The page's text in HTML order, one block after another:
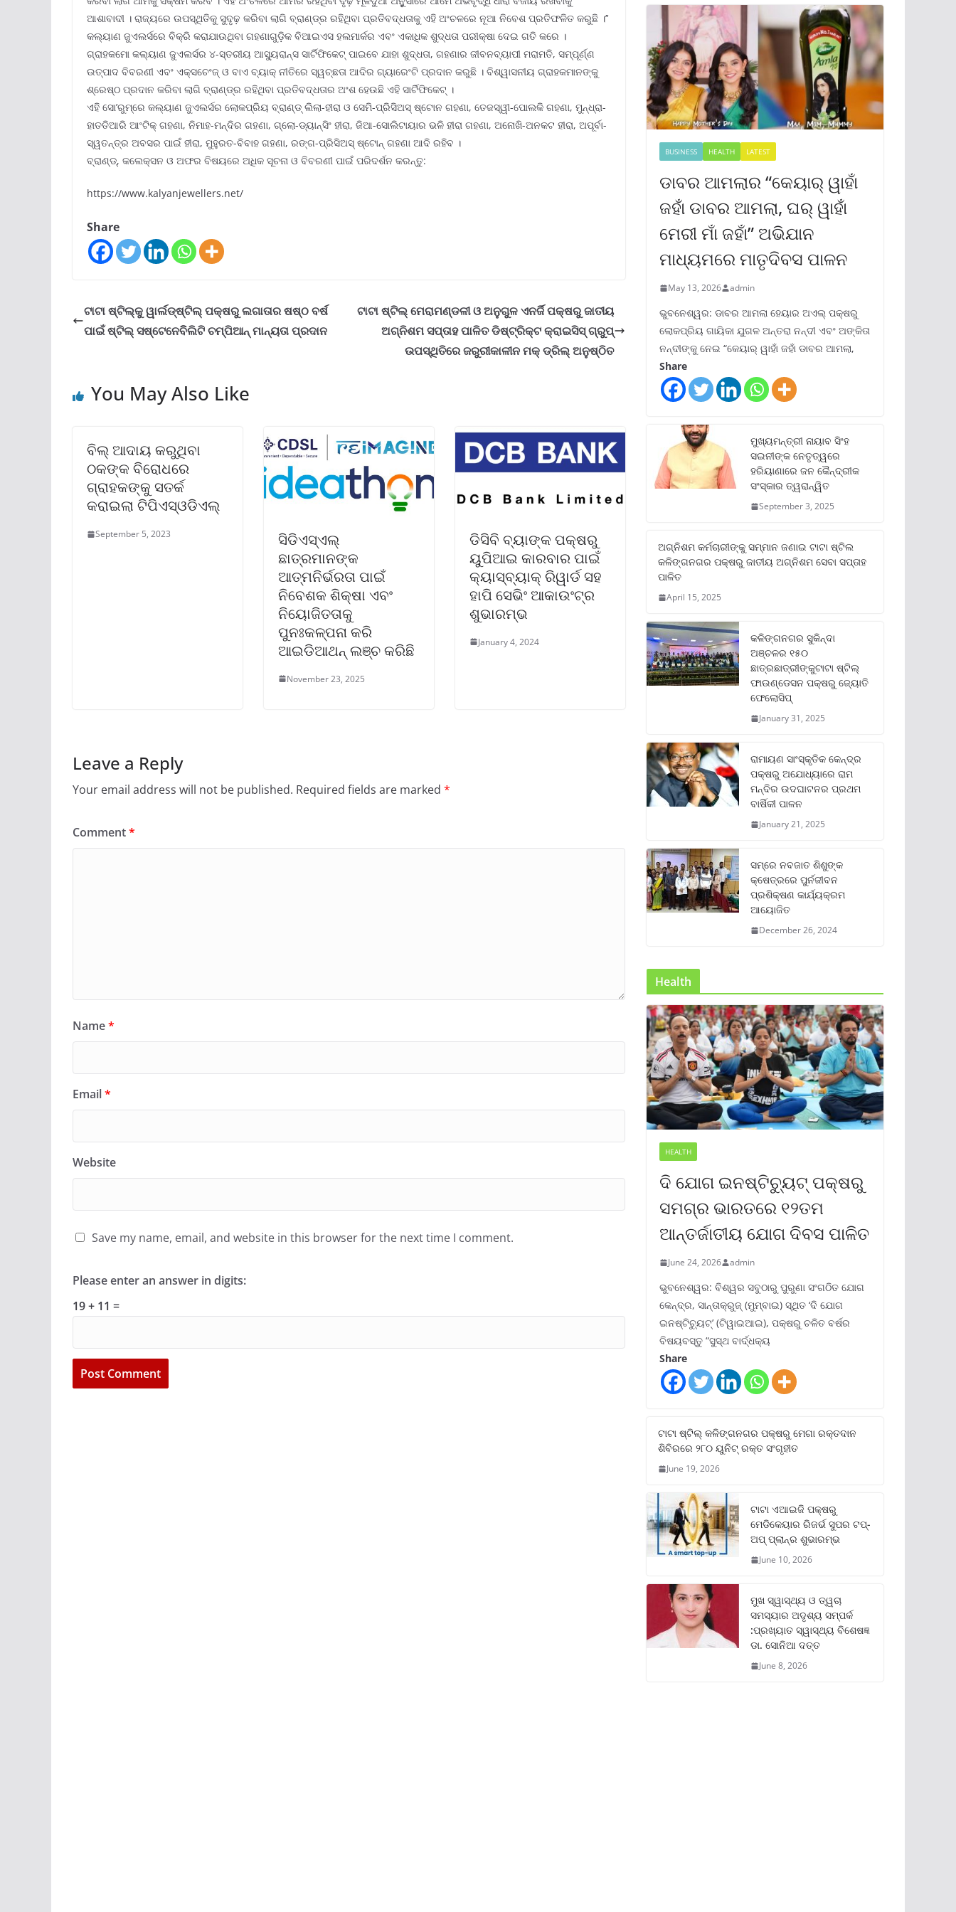
ଆଶାବାଦୀ । ରାଜ୍ୟରେ ଉପସ୍ଥିତିକୁ ସୁଦୃଢ଼ କରିବା ଲାଗି ବ୍ରାଣ୍ଡ୍‌ର ରହିଥିବା ପ୍ରତିବଦ୍ଧତାକୁ ଏହି ଅଂଚଳରେ ନୂଆ ନିବେଶ ପ୍ରତିଫଳିତ କରୁଛି ।’’
କଲ୍ୟାଣ ଜୁଏଲର୍ସରେ ବିକ୍ରି କରାଯାଉଥିବା ଗହଣାଗୁଡ଼ିକ ବିଆଇଏସ ହଲମାର୍କର ଏବଂ ଏକାଧିକ ଶୁଦ୍ଧତା ପରୀକ୍ଷା ଦେଇ ଗତି କରେ ।
ଗ୍ରାହକମାେ କଲ୍ୟାଣ ଜୁଏଲର୍ସର ୪-ସ୍ତରୀୟ ଆସ୍ୟୁରାନ୍ସ ସାର୍ଟିଫିକେଟ୍ ପାଇବେ ଯାହା ଶୁଦ୍ଧତା, ଗହଣାର ଜୀବନବ୍ୟାପୀ ମରାମତି, ସମ୍ପୂର୍ଣ୍ଣ
ଉତ୍ପାଦ ବିବରଣୀ ଏବଂ ଏକ୍ସଚେଂଜ୍ ଓ ବାଏ ବ୍ୟାକ୍ ନୀତିରେ ସ୍ୱଚ୍ଛତା ଆଦିର ଗ୍ୟାରେଂଟି ପ୍ରଦାନ କରୁଛି । ବିଶ୍ୱାସନୀୟ ଗ୍ରାହକମାନଙ୍କୁ
ଶ୍ରେଷ୍ଠ ପ୍ରଦାନ କରିବା ଲାଗି ବ୍ରାଣ୍ଡ୍‌ର ରହିଥିବା ପ୍ରତିବଦ୍ଧତାର ଅଂଶ ହେଉଛି ଏହି ସାର୍ଟିଫିକେଟ୍ ।
ଏହି ସୋ’ରୁମ୍‌ରେ କଲ୍ୟାଣ ଜୁଏଲର୍ସର ଲୋକପ୍ରିୟ ବ୍ରାଣ୍ଡ୍ ଲିଲା-ହୀରା ଓ ସେମି-ପ୍ରିସିଅସ୍ ଷ୍ଟୋନ ଗହଣା, ତେଜସ୍ୱୀ-ପୋଲକି ଗହଣା, ମୁନ୍ଧ୍ରା-
ହାତତିଆରି ଆଂଟିକ୍ ଗହଣା, ନିମାହ-ମନ୍ଦିର ଗହଣା, ଗ୍ଲୋ-ଡ୍ୟାନ୍‌ସିଂ ହୀରା, ଜିଆ-ସୋଲିଟାୟାର ଭଳି ହୀରା ଗହଣା, ଅନୋଖି-ଅନକଟ ହୀରା, ଅପୂର୍ବା-
ସ୍ୱତନ୍ତ୍ର ଅବସର ପାଇଁ ହୀରା, ମୁହୁରତ-ବିବାହ ଗହଣା, ରଙ୍ଗ-ପ୍ରିସିଅସ୍ ଷ୍ଟୋନ୍ ଗହଣା ଆଦି ରହିବ ।
ବ୍ରାଣ୍ଡ୍‌, କଲେକ୍ସନ ଓ ଅଫର ବିଷୟରେ ଅଧିକ ସୂଚନା ଓ ବିବରଣୀ ପାଇଁ ପରିଦର୍ଶନ କରନ୍ତୁ:
https://www.kalyanjewellers.net/
Share
ଟାଟା ଷ୍ଟିଲ୍‌କୁ ୱାର୍ଲଡ୍‌ଷ୍ଟିଲ୍ ପକ୍ଷରୁ ଲଗାତାର ଷଷ୍ଠ ବର୍ଷ
ପାଇଁ ଷ୍ଟିଲ୍ ସଷ୍ଟେନେବିିଲିଟି ଚମ୍ପିଆନ୍ ମାନ୍ୟତା ପ୍ରଦାନ
ଟାଟା ଷ୍ଟିଲ୍ ମେରାମଣ୍ଡଳୀ ଓ ଅନୁଗୁଳ ଏନର୍ଜି ପକ୍ଷରୁ ଜାତୀୟ
ଅଗ୍ନିଶମ ସପ୍ତାହ ପାଳିତ ଡିଷ୍ଟ୍ରିକ୍ଟ କ୍ରାଇସିସ୍ ଗ୍ରୁପ୍
ଉପସ୍ଥିତିରେ ଜରୁରୀକାଳୀନ ମକ୍ ଡ୍ରିଲ୍ ଅନୁଷ୍ଠିତ
You May Also Like
ବିଲ୍ ଆଦାୟ କରୁଥିବା
ଠକଙ୍କ ବିରୋଧରେ
ଗ୍ରାହକଙ୍କୁ ସତର୍କ
କରାଇଲା ଟିପିଏସ୍ଓଡିଏଲ୍
September 5, 2023
ସିଡିଏସ୍‌ଏଲ୍
ଛାତ୍ରମାନଙ୍କ
ଆତ୍ମନିର୍ଭରତା ପାଇଁ
ନିବେଶକ ଶିକ୍ଷା ଏବଂ
ନିୟୋଜିତତାକୁ
ପୁନଃକଳ୍ପନା କରି
ଆଇଡିଆଥନ୍ ଲଞ୍ଚ କରିଛି
November 23, 2025
ଡିସିବି ବ୍ୟାଙ୍କ ପକ୍ଷରୁ
ୟୁପିଆଇ କାରବାର ପାଇଁ
କ୍ୟାସ୍‌ବ୍ୟାକ୍ ରିୱାର୍ଡ ସହ
ହାପି ସେଭିଂ ଆକାଉଂଟ୍‌ର
ଶୁଭାରମ୍ଭ
January 4, 2024
Leave a Reply
Your email address will not be published. Required fields are marked *
Comment*
Name*
Email*
Website
Save my name, email, and website in this browser for the next time I comment.
Please enter an answer in digits:
19 + 11 =
BUSINESS HEALTH LATEST
ଡାବର ଆମଲାର “କେୟାର୍ ୱାହାଁ
ଜହାଁ ଡାବର ଆମଲା, ଘର୍ ୱାହାଁ
ମେରୀ ମାଁ ଜହାଁ” ଅଭିଯାନ
ମାଧ୍ୟମରେ ମାତୃଦିବସ ପାଳନ
May 13, 2026 admin
ଭୁବନେଶ୍ୱର: ଡାବର ଆମଲା ହେୟାର ଅଏଲ୍ ପକ୍ଷରୁ
ଲୋକପ୍ରିୟ ଗାୟିକା ଯୁଗଳ ଅନ୍ତରା ନନ୍ଦୀ ଏବଂ ଅଙ୍କିତା
ନନ୍ଦୀଙ୍କୁ ନେଇ “କେୟାର୍ ୱାହାଁ ଜହାଁ ଡାବର ଆମଲା,
Share
ମୁଖ୍ୟମନ୍ତ୍ରୀ ନାୟାବ ସିଂହ
ସଇନୀଙ୍କ ନେତୃତ୍ୱରେ
ହରିୟାଣାରେ ଜନ କୈନ୍ଦ୍ରୀକ
ସଂସ୍କାର ତ୍ୱରାନ୍ୱିତ
September 3, 2025
ଅଗ୍ନିଶମ କର୍ମଚାରୀଙ୍କୁ ସମ୍ମାନ ଜଣାଇ ଟାଟା ଷ୍ଟିଲ
କଳିଙ୍ଗନଗର ପକ୍ଷରୁ ଜାତୀୟ ଅଗ୍ନିଶମ ସେବା ସପ୍ତାହ
ପାଳିତ
April 15, 2025
କଳିଙ୍ଗନଗର ସୁକିନ୍ଦା
ଅଞ୍ଚଳର ୧୫୦
ଛାତ୍ରଛାତ୍ରୀଙ୍କୁଟାଟା ଷ୍ଟିଲ୍
ଫାଉଣ୍ଡେସନ ପକ୍ଷରୁ ଜ୍ୟୋତି
ଫେଲୋସିପ୍‌
January 31, 2025
ରାମାୟଣ ସାଂସ୍କୃତିକ କେନ୍ଦ୍ର
ପକ୍ଷରୁ ଅଯୋଧ୍ୟାରେ ରାମ
ମନ୍ଦିର ଉଦଘାଟନର ପ୍ରଥମ
ବାର୍ଷିକୀ ପାଳନ
January 21, 2025
ସମ୍‌ରେ ନବଜାତ ଶିଶୁଙ୍କ
କ୍ଷେତ୍ରରେ ପୁର୍ନଜୀବନ
ପ୍ରଶିକ୍ଷଣ କାର୍ଯ୍ୟକ୍ରମ
ଆୟୋଜିତ
December 26, 2024
Health
HEALTH
ଦି ଯୋଗ ଇନଷ୍ଟିଚ୍ୟୁଟ୍ ପକ୍ଷରୁ
ସମଗ୍ର ଭାରତରେ ୧୨ତମ
ଆନ୍ତର୍ଜାତୀୟ ଯୋଗ ଦିବସ ପାଳିତ
June 24, 2026 admin
ଭୁବନେଶ୍ୱର: ବିଶ୍ୱର ସବୁଠାରୁ ପୁରୁଣା ସଂଗଠିତ ଯୋଗ
କେନ୍ଦ୍ର, ସାନ୍ତାକ୍ରୁଜ୍ (ମୁମ୍ବାଇ) ସ୍ଥିତ ‘ଦି ଯୋଗ
ଇନଷ୍ଟିଚ୍ୟୁଟ୍‌’ (ଟିୱାଇଆଇ), ପକ୍ଷରୁ ଚଳିତ ବର୍ଷର
ବିଷୟବସ୍ତୁ “ସୁସ୍ଥ ବାର୍ଦ୍ଧକ୍ୟ
Share
ଟାଟା ଷ୍ଟିଲ୍‌ କଳିଙ୍ଗନଗର ପକ୍ଷରୁ ମେଗା ରକ୍ତଦାନ
ଶିବିରରେ ୨୮୦ ୟୁନିଟ୍‌ ରକ୍ତ ସଂଗୃହୀତ
June 19, 2026
ଟାଟା ଏଆଇଜି ପକ୍ଷରୁ
ମେଡିକେୟାର ରିଜର୍ଭ ସୁପର ଟପ୍‌-
ଅପ୍ ପ୍ଲାନ୍‌ର ଶୁଭାରମ୍ଭ
June 10, 2026
ମୁଖ ସ୍ୱାସ୍ଥ୍ୟ ଓ ତ୍ୱଚା
ସମସ୍ୟାର ଅଦୃଶ୍ୟ ସମ୍ପର୍କ
:ପ୍ରଖ୍ୟାତ ସ୍ୱାସ୍ଥ୍ୟ ବିଶେଷଜ୍ଞ
ଡା. ସୋନିଆ ଦତ୍ତ
June 8, 2026